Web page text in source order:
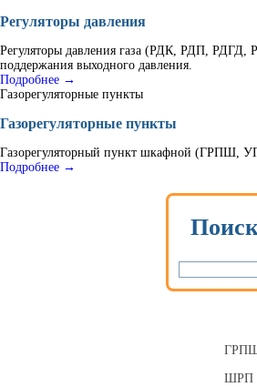
Регуляторы давления
Регуляторы давления газа (РДК, РДП,
поддержания выходного давления.
Подробнее →
Газорегуляторные пункты
Газорегуляторные пункты
Газорегуляторный пункт шкафной (ГРПШ,
Подробнее →
ШРП